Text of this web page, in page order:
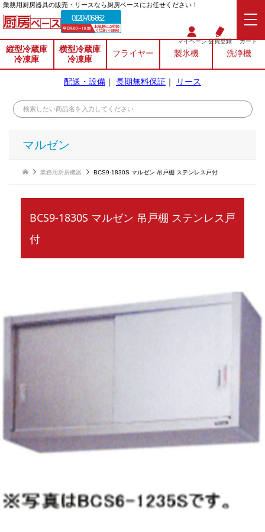
業務⽤厨房器具の販売・リースなら厨房ベースにお任せください！
0120-706-862
マイページ会員登録 カート
縦型冷蔵庫
冷凍庫
横型冷蔵庫
冷凍庫
フライヤー 製氷機 洗浄機
配送・設備 ｜ 長期無料保証 ｜ リース
マルゼン
業務用厨房機器 BCS9-1830S マルゼン 吊戸棚 ステンレス戸付
BCS9-1830S マルゼン 吊戸棚 ステンレス戸
付